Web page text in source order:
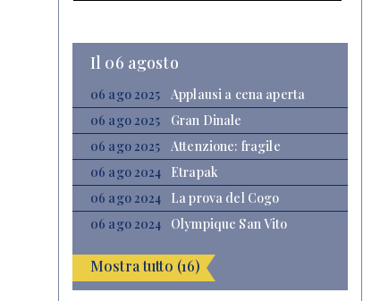
Il 06 agosto
06 ago 2025
Applausi a cena aperta
06 ago 2025
Gran Dinale
06 ago 2025
Attenzione: fragile
06 ago 2024
Etrapak
06 ago 2024
La prova del Cogo
06 ago 2024
Olympique San Vito
Mostra tutto (16)